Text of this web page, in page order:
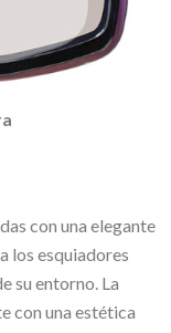
con una elegante
los esquiadores
su entorno. La
con una estética